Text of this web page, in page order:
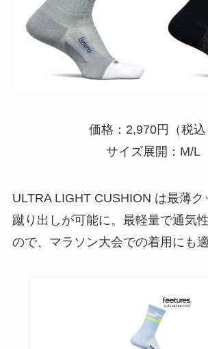
価格：2,970円（税込
サイズ展開：M/L
ULTRA LIGHT CUSHION は最薄
蹴り出しが可能に。最軽量で通気
ので、マラソン大会での着用にも